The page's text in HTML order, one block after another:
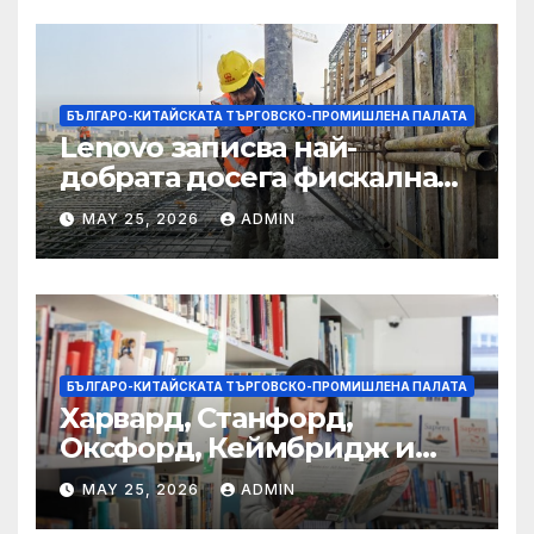
БЪЛГАРО-КИТАЙСКАТА ТЪРГОВСКО-ПРОМИШЛЕНА ПАЛАТА
Lenovo записва най-
добрата досега фискална
година
MAY 25, 2026 ADMIN
БЪЛГАРО-КИТАЙСКАТА ТЪРГОВСКО-ПРОМИШЛЕНА ПАЛАТА
Харвард, Станфорд,
Оксфорд, Кеймбридж и
други: как ръководството
на YCIS отваря врати към
MAY 25, 2026 ADMIN